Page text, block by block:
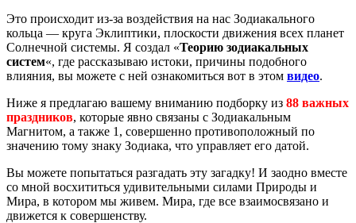
Это происходит из-за воздействия на нас Зодиакального
кольца — круга Эклиптики, плоскости движения всех планет
Солнечной системы. Я создал «Теорию зодиакальных
систем«, где рассказываю истоки, причины подобного
влияния, вы можете с ней ознакомиться вот в этом видео.
Ниже я предлагаю вашему вниманию подборку из 88 важных
праздников, которые явно связаны с Зодиакальным
Магнитом, а также 1, совершенно противоположный по
значению тому знаку Зодиака, что управляет его датой.
Вы можете попытаться разгадать эту загадку! И заодно вместе
со мной восхититься удивительными силами Природы и
Мира, в котором мы живем. Мира, где все взаимосвязано и
движется к совершенству.